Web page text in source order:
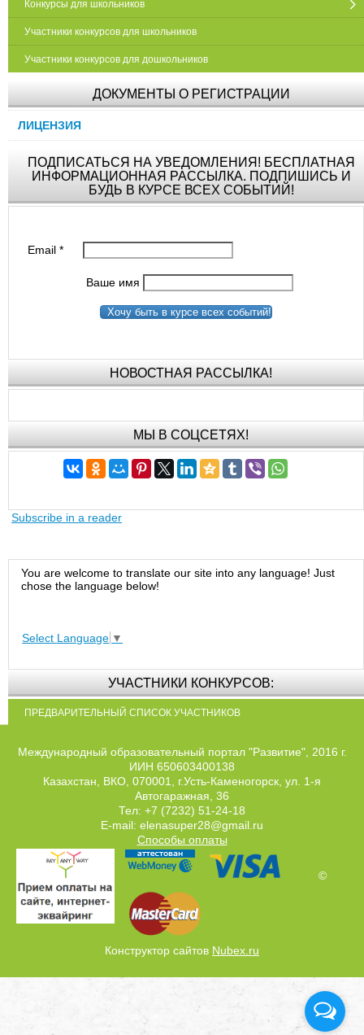
Конкурсы для школьников
Участники конкурсов для школьников
Участники конкурсов для дошкольников
ДОКУМЕНТЫ О РЕГИСТРАЦИИ
ЛИЦЕНЗИЯ
ПОДПИСАТЬСЯ НА УВЕДОМЛЕНИЯ! БЕСПЛАТНАЯ
ИНФОРМАЦИОННАЯ РАССЫЛКА. ПОДПИШИСЬ И
БУДЬ В КУРСЕ ВСЕХ СОБЫТИЙ!
Email*
Ваше имя
Хочу быть в курсе всех событий!
НОВОСТНАЯ РАССЫЛКА!
МЫ В СОЦСЕТЯХ!
Subscribe in a reader
You are welcome to translate our site into any language! Just
chose the language below!
Select Language ▼
УЧАСТНИКИ КОНКУРСОВ:
ПРЕДВАРИТЕЛЬНЫЙ СПИСОК УЧАСТНИКОВ
Международный образовательный портал "Развитие", 2016 г.
ИИН 650603400138
Казахстан, ВКО, 070001, г.Усть-Каменогорск, ул. 1-я
Автогаражная, 36
Тел: +7 (7232) 51-24-18
E-mail: elenasuper28@gmail.ru
Способы оплаты
©
Конструктор сайтов Nubex.ru